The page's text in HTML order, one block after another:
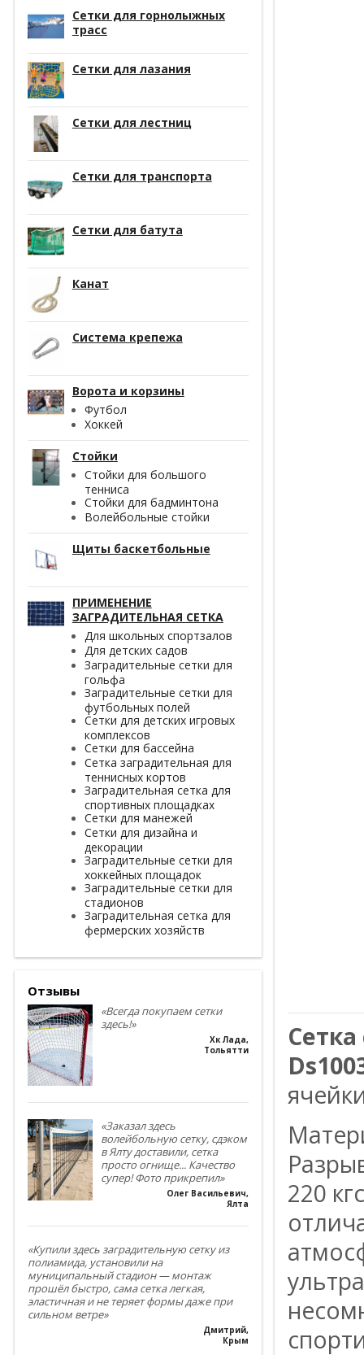
Сетки для горнолыжных
трасс
Сетки для лазания
Сетки для лестниц
Сетки для транспорта
Сетки для батута
Канат
Система крепежа
Ворота и корзины
Футбол
Хоккей
Стойки
Стойки для большого
тенниса
Стойки для бадминтона
Волейбольные стойки
Щиты баскетбольные
ПРИМЕНЕНИЕ
ЗАГРАДИТЕЛЬНАЯ СЕТКА
Для школьных спортзалов
Для детских садов
Заградительные сетки для
гольфа
Заградительные сетки для
футбольных полей
Сетки для детских игровых
комплексов
Сетки для бассейна
Сетка заградительная для
теннисных кортов
Заградительная сетка для
спортивных площадках
Сетки для манежей
Сетки для дизайна и
декорации
Заградительные сетки для
хоккейных площадок
Заградительные сетки для
стадионов
Заградительная сетка для
фермерских хозяйств
Отзывы
«Всегда покупаем сетки
здесь!»
Хк Лада,
Тольятти
«Заказал здесь
волейбольную сетку, сдэком
в Ялту доставили, сетка
просто огнище... Качество
супер! Фото прикрепил»
Олег Васильевич,
Ялта
«Купили здесь заградительную сетку из
полиамида, установили на
муниципальный стадион — монтаж
прошёл быстро, сама сетка легкая,
эластичная и не теряет формы даже при
сильном ветре»
Дмитрий,
Крым
220